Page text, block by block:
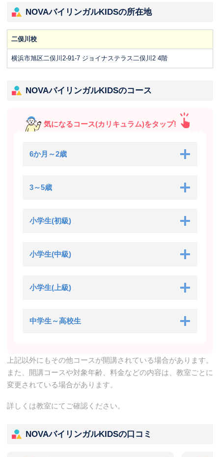
NOVAバイリンガルKIDSの所在地
二俣川校
横浜市旭区二俣川2-91-7 ジョイナステラス二俣川2 4階
NOVAバイリンガルKIDSのコース
気になるコース(カリキュラム)をタップ!
6か月～2歳
3～5歳
小学生(初級)
小学生(中級)
小学生(上級)
中学生～高校生
上記以外にもその他コースが開講されている場合があります。
また、開講コースや対象年齢、料金などの内容は、教室ごとに
変更されている場合があります。
詳しくは教室にてご確認ください。
NOVAバイリンガルKIDSの口コミ